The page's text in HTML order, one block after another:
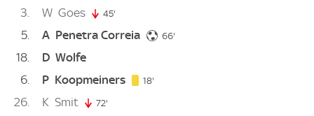
3 W Goes 45'
5 A Penetra Correia 66'
18 D Wolfe
6
P Koopmeiners 18'
26 K Smit 72'